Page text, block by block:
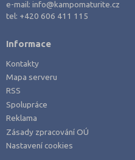
e-mail:info@kampomaturite.cz
tel: +420 606 411 115
Informace
Kontakty
Mapa serveru
RSS
Spolupráce
Reklama
Zásady zpracování OÚ
Nastavení cookies